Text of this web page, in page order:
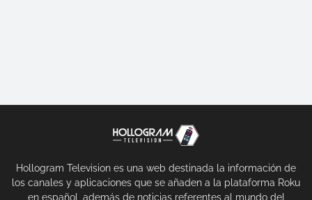
Hollogram Television es una web destinada la información de
los canales y aplicaciones que se añaden a la plataforma Roku
en español, además de noticias referentes al mundo del